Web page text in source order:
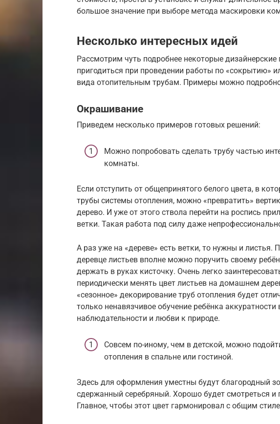
большое значение при выборе метода маскировки
Несколько интересных идей
Рассмотрим чуть подробнее некоторые
пригодиться при проведении работы по «сокрытию»
вида отопительным трубам. Примеры можно
Окрашивание
Приведем несколько примеров готовых решений:
Можно попробовать сделать трубу частью
комнаты.
Если отступить от общепринятого белого цвета, в
трубы системы отопления, можно «превратить»
дерево. И уже от этого ствола перейти на роспись
ветки. Такая работа под силу даже
А раз уже на «дереве» есть ветки, то нужны и листья.
деревце листьев вполне можно поручить своему
держать в руках кисточку. Очень легко
периодически менять цвет листьев на домашнем
«сезонное» декорирование труб отопления будет
только ненавязчивое обучение ребёнка
наблюдательности и любви к природе.
Совсем по-иному, чем в детской, можно
отопления в спальне или гостиной.
Здесь для оформления уместны будут благородный
сдержанный серебряный. Хорошо будет смотреться и
Главное, чтобы этот цвет гармонировал с общим